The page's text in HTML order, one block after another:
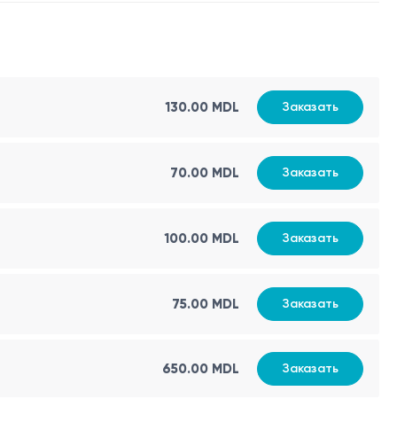
коленных суставов. Оно позволяет выявить
130.00 MDL Заказать
70.00 MDL Заказать
100.00 MDL Заказать
75.00 MDL Заказать
650.00 MDL Заказать